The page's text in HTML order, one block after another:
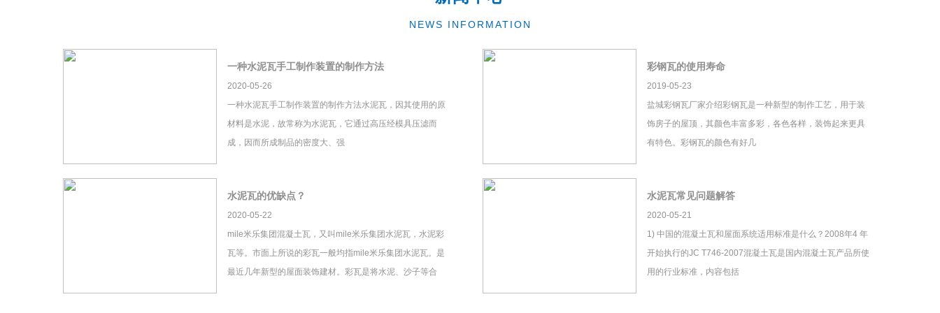
NEWS INFORMATION
一种水泥瓦手工制作装置的制作方法
2020-05-26
一种水泥瓦手工制作装置的制作方法水泥瓦，因其使用的原
材料是水泥，故常称为水泥瓦，它通过高压经模具压滤而
成，因而所成制品的密度大、强
彩钢瓦的使用寿命
2019-05-23
盐城彩钢瓦厂家介绍彩钢瓦是一种新型的制作工艺，用于装
饰房子的屋顶，其颜色丰富多彩，各色各样，装饰起来更具
有特色。彩钢瓦的颜色有好几
水泥瓦的优缺点？
2020-05-22
mile米乐集团混凝土瓦，又叫mile米乐集团水泥瓦，水泥彩
瓦等。市面上所说的彩瓦一般均指mile米乐集团水泥瓦。是
最近几年新型的屋面装饰建材。彩瓦是将水泥、沙子等合
水泥瓦常见问题解答
2020-05-21
1) 中国的混凝土瓦和屋面系统适用标准是什么？2008年4 年
开始执行的JC T746-2007混凝土瓦是国内混凝土瓦产品所使
用的行业标准，内容包括